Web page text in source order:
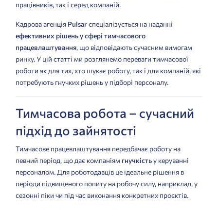
працівників, так і серед компаній.
Кадрова агенція Pulsarспеціалізується на наданні
ефективних рішень у сфері тимчасового
працевлаштування, що відповідають сучасним вимогам
ринку. У цій статті ми розглянемо переваги тимчасової
роботи як для тих, хто шукає роботу, так і для компаній, які
потребують гнучких рішень у підборі персоналу.
Тимчасова робота – сучасний
підхід до зайнятості
Тимчасове працевлаштування передбачає роботу на
певний період, що дає компаніям гнучкістьу керуванні
персоналом. Для роботодавців це ідеальне рішення в
періоди підвищеного попиту на робочу силу, наприклад, у
сезонні піки чи під час виконання конкретних проєктів.